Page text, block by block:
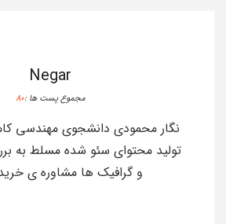
Negar
مجموع پست ها :80
نگار محمودی دانشجوی مهندسی
تولید محتوای سئو شده مسلط به
و گرافیک ها مشاوره ی